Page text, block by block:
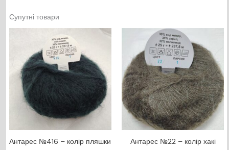
Супутні товари
Антарес №416 – колір пляшки Антарес №22 – колір хакі